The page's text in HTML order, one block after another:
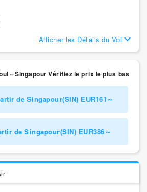
Afficher les Détails du Vol
Vérifiez le prix le plus bas
de Singapour(SIN) EUR161～
de Singapour(SIN) EUR386～